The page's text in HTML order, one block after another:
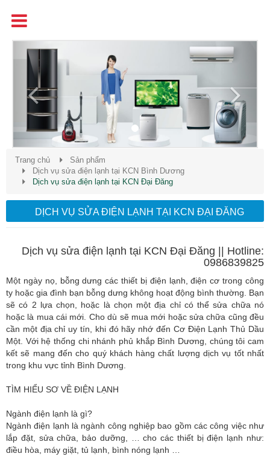
Previous
Trang chủ
Sản phẩm
Dịch vụ sửa điện lạnh tại KCN Bình Dương
Dịch vụ sửa điện lạnh tại KCN Đại Đăng
DỊCH VỤ SỬA ĐIỆN LẠNH TẠI KCN ĐẠI ĐĂNG
Dịch vụ sửa điện lạnh tại KCN Đại Đăng || Hotline:
0986839825
Một ngày nọ, bỗng dưng các thiết bị điện lạnh, điện cơ trong công
ty hoặc gia đình bạn bỗng dưng không hoạt động bình thường. Bạn
sẽ có 2 lựa chọn, hoặc là chọn một địa chỉ có thể sửa chữa nó
hoặc là mua cái mới. Cho dù sẽ mua mới hoặc sửa chữa cũng đều
cần một địa chỉ uy tín, khi đó hãy nhớ đến Cơ Điện Lạnh Thủ Dầu
Một. Với hệ thống chi nhánh phủ khắp Bình Dương, chúng tôi cam
kết sẽ mang đến cho quý khách hàng chất lượng dịch vụ tốt nhất
trong khu vực tỉnh Bình Dương.
TÌM HIỂU SƠ VỀ ĐIỆN LẠNH
Ngành điện lạnh là gì?
Ngành điện lạnh là ngành công nghiệp bao gồm các công việc như
lắp đặt, sửa chữa, bảo dưỡng, … cho các thiết bị điện lạnh như:
điều hòa, máy giặt, tủ lạnh, bình nóng lạnh …